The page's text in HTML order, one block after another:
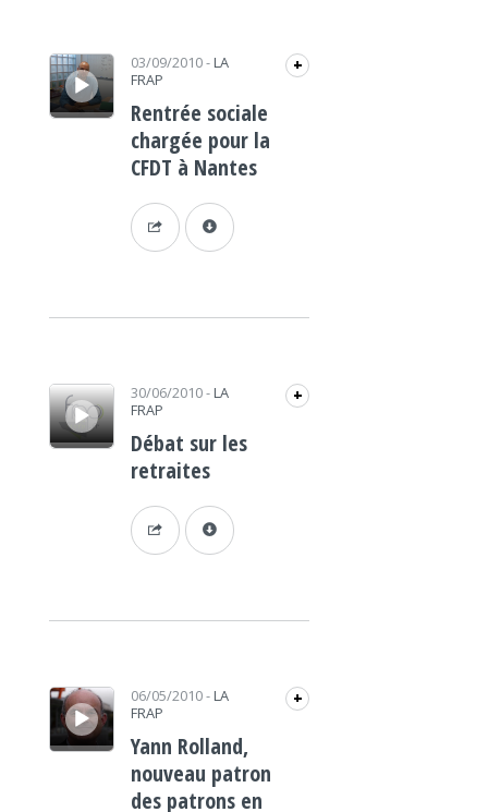
Lecteur audio 03/09/2010- LA
FRAP
+
Rentrée sociale
chargée pour la
CFDT à Nantes
Lecteur audio 30/06/2010- LA
FRAP
+
Débat sur les
retraites
Lecteur audio 06/05/2010- LA
FRAP
+
Yann Rolland,
nouveau patron
des patrons en